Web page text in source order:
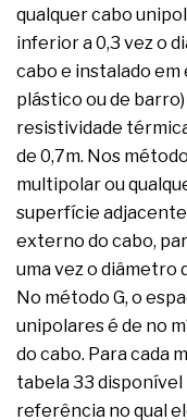
qualquer cabo
inferior a 0,3 vez o
cabo e instalado
plástico ou de
resistividade
de 0,7m. Nos
multipolar ou
superfície
externo do cabo,
uma vez o diâmetro
No método G, o
unipolares é de no
do cabo. Para cada
tabela 33 disponível
referência no qual